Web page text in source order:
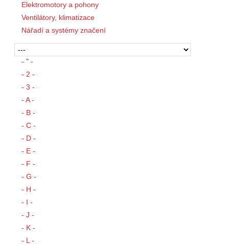
Elektromotory a pohony
Ventilátory, klimatizace
Nářadí a systémy značení
- " -
- 2 -
- 3 -
- A -
- B -
- C -
- D -
- E -
- F -
- G -
- H -
- I -
- J -
- K -
- L -